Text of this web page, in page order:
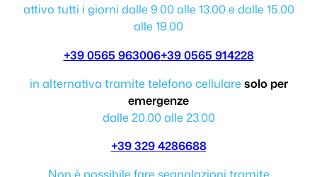
attivo tutti i giorni dalle 9.00 alle 13.00 e dalle 15.00
alle 19.00
+39 0565 963006+39 0565 914228
in alternativa tramite telefono cellularesolo per
emergenze
dalle 20.00 alle 23.00
+39 329 4286688